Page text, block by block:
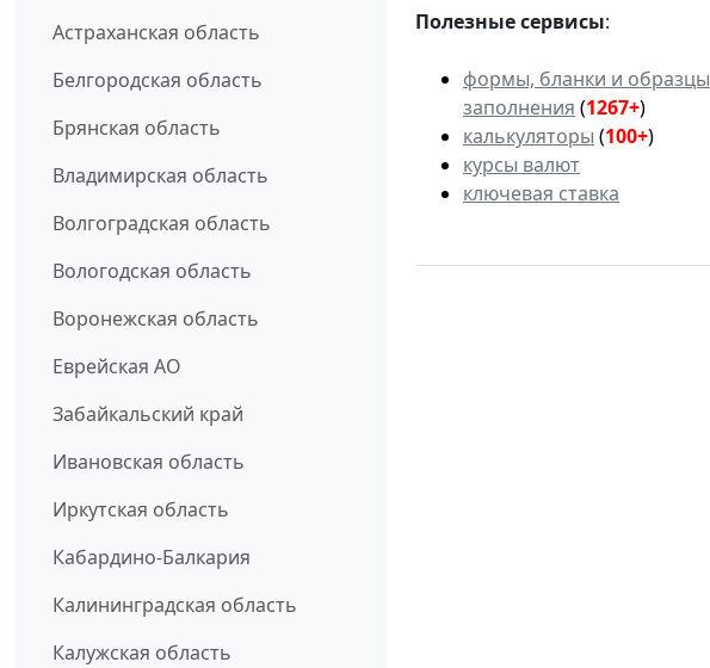
Астраханская область
Белгородская область
Брянская область
Владимирская область
Волгоградская область
Вологодская область
Воронежская область
Еврейская АО
Забайкальский край
Ивановская область
Иркутская область
Кабардино-Балкария
Калининградская область
Калужская область
Полезные сервисы:
формы, бланки и образцы
заполнения (1267+)
калькуляторы (100+)
курсы валют
ключевая ставка